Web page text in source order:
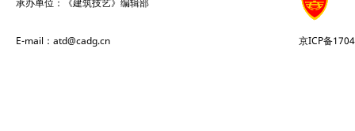
承办单位：《建筑技艺》编辑部
E-mail：atd@cadg.cn 京ICP备